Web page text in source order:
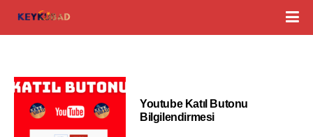
Youtube Katıl Butonu
Bilgilendirmesi